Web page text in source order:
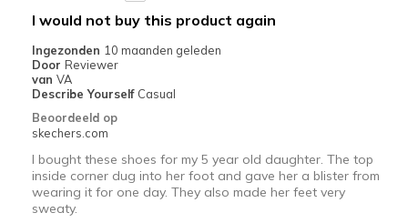
Beste toepassingen
Width
Sizing
Feels true to size
View On Shoes
I would not buy this product again
Ingezonden 10 maanden geleden
Door Reviewer
van VA
Describe Yourself Casual
Beoordeeld op
skechers.com
I bought these shoes for my 5 year old daughter. The top
inside corner dug into her foot and gave her a blister from
wearing it for one day. They also made her feet very
sweaty.